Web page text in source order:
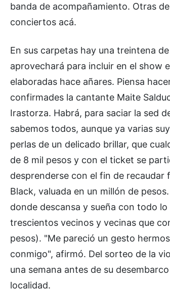
banda de acompañamiento. Otras
conciertos acá.
En sus carpetas hay una treintena
aprovechará para incluir en el show
elaboradas hace añares. Piensa
confirmades la cantante Maite
Irastorza. Habrá, para saciar la sed
sabemos todos, aunque ya varias
perlas de un delicado brillar, que
de 8 mil pesos y con el ticket se
desprenderse con el fin de recaudar
Black, valuada en un millón de
donde descansa y sueña con todo
trescientos vecinos y vecinas que
pesos). "Me pareció un gesto
conmigo", afirmó. Del sorteo de la
una semana antes de su
localidad.